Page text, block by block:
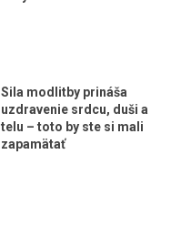
Sila modlitby prináša
uzdravenie srdcu, duši a
telu – toto by ste si mali
zapamätať